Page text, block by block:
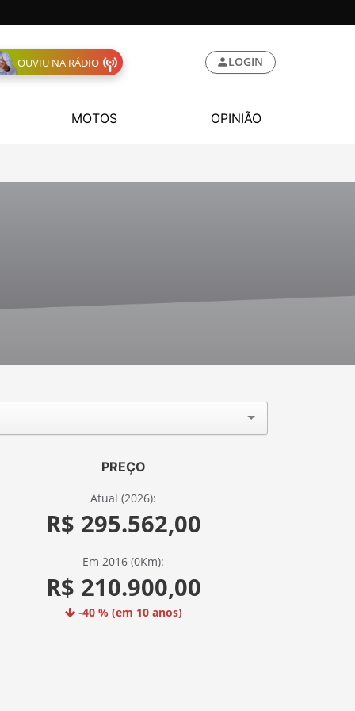
OUVIU NA RÁDIO LOGIN
MOTOS OPINIÃO
PREÇO
Atual (2026):
R$ 295.562,00
Em 2016 (0Km):
R$ 210.900,00
-40 % (em 10 anos)